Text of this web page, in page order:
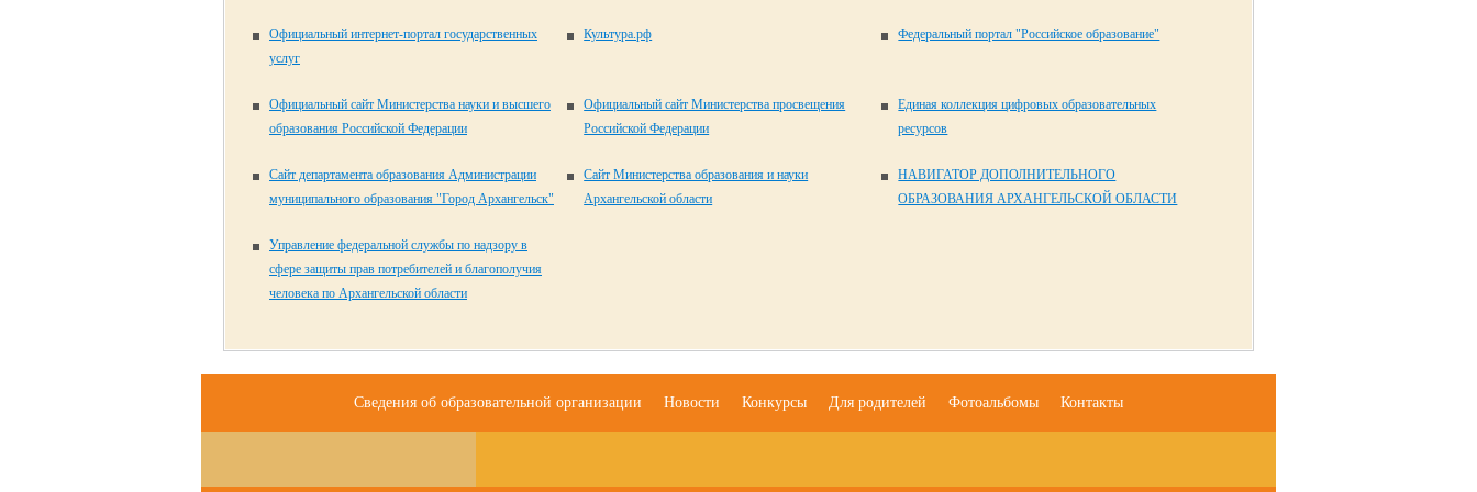
Официальный интернет-портал государственных
услуг
Культура.рф Федеральный портал "Российское образование"
Официальный сайт Министерства науки и высшего
образования Российской Федерации
Официальный сайт Министерства просвещения
Российской Федерации
Единая коллекция цифровых образовательных
ресурсов
Сайт департамента образования Администрации
муниципального образования "Город Архангельск"
Сайт Министерства образования и науки
Архангельской области
НАВИГАТОР ДОПОЛНИТЕЛЬНОГО
ОБРАЗОВАНИЯ АРХАНГЕЛЬСКОЙ ОБЛАСТИ
Управление федеральной службы по надзору в
сфере защиты прав потребителей и благополучия
человека по Архангельской области
Сведения об образовательной организации Новости Конкурсы Для родителей Фотоальбомы Контакты